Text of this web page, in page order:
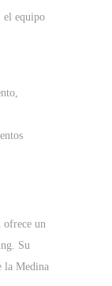
el equipo
ofrece un
Su
la Medina